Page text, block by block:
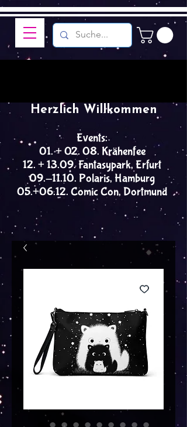
Events:
01. + 02. 08. Krähenfee
12. + 13.09. Fantasypark, Erfurt
09.-11.10. Polaris, Hamburg
05.+06.12. Comic Con, Dortmund
Herzlich Willkommen